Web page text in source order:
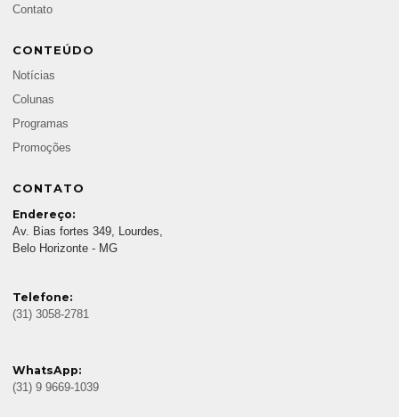
Contato
CONTEÚDO
Notícias
Colunas
Programas
Promoções
CONTATO
Endereço:
Av. Bias fortes 349, Lourdes,
Belo Horizonte - MG
Telefone:
(31) 3058-2781
WhatsApp:
(31) 9 9669-1039